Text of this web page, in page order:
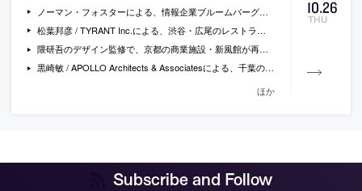
10.26
THU
ノーマン・フォスターによる、情報企業ブルームバーグ社のロンドン本部の写真
松葉邦彦 / TYRANT Inc.による、渋谷・広尾のレストラン「Ode」
隈研吾のデザイン監修で、京都の商業施設・新風館が再開発へ
黒崎敏 / APOLLO Architects & Associatesによる、千葉の住宅「ACRO」
ほか
Subscribe and Follow